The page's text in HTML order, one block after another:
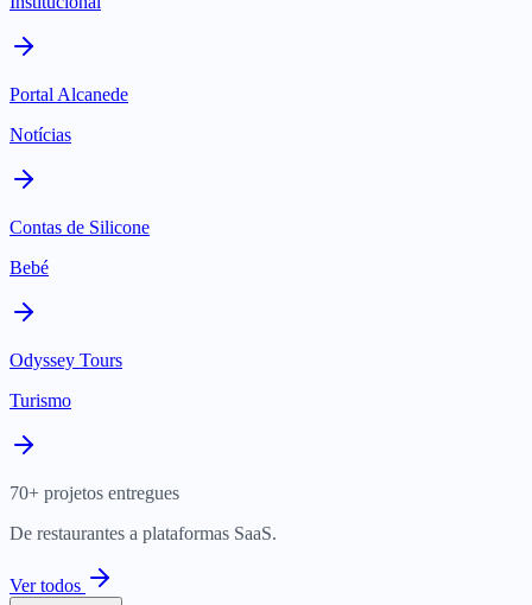
Portal Alcanede
Notícias
Contas de Silicone
Bebé
Odyssey Tours
Turismo
70+ projetos entregues
De restaurantes a plataformas SaaS.
Ver todos